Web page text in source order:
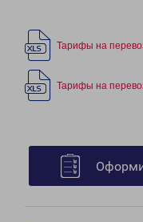
Тарифы на
Тарифы на